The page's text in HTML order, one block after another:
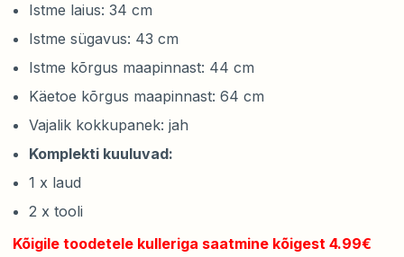
Istme laius: 34 cm
Istme sügavus: 43 cm
Istme kõrgus maapinnast: 44 cm
Käetoe kõrgus maapinnast: 64 cm
Vajalik kokkupanek: jah
Komplekti kuuluvad:
1 x laud
2 x tooli
Kõigile toodetele kulleriga saatmine kõigest 4.99€